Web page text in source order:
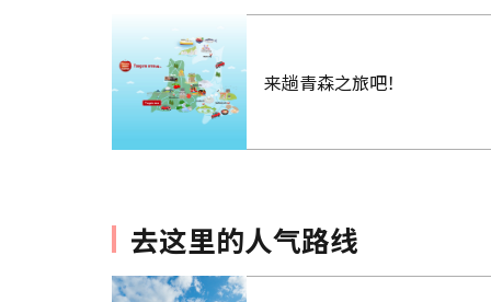
来趟青森之旅吧！
去这里的人气路线